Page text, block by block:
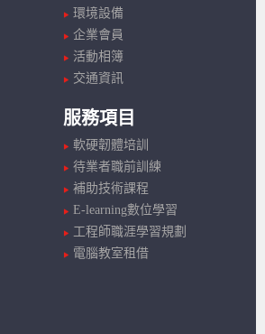
環境設備
企業會員
活動相簿
交通資訊
服務項目
軟硬韌體培訓
待業者職前訓練
補助技術課程
E-learning數位學習
工程師職涯學習規劃
電腦教室租借